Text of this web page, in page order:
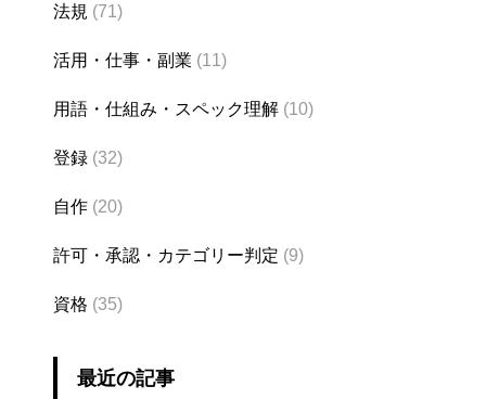
法規 (71)
活用・仕事・副業 (11)
用語・仕組み・スペック理解 (10)
登録 (32)
自作 (20)
許可・承認・カテゴリー判定 (9)
資格 (35)
最近の記事